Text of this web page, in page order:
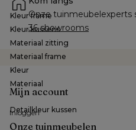
Kleur frame
Kleur kussens
Materiaal zitting
Materiaal frame
Kleur
Materiaal
Detailkleur kussen
36 showrooms
Onze tuinmeubelen
Mijn account
Inloggen